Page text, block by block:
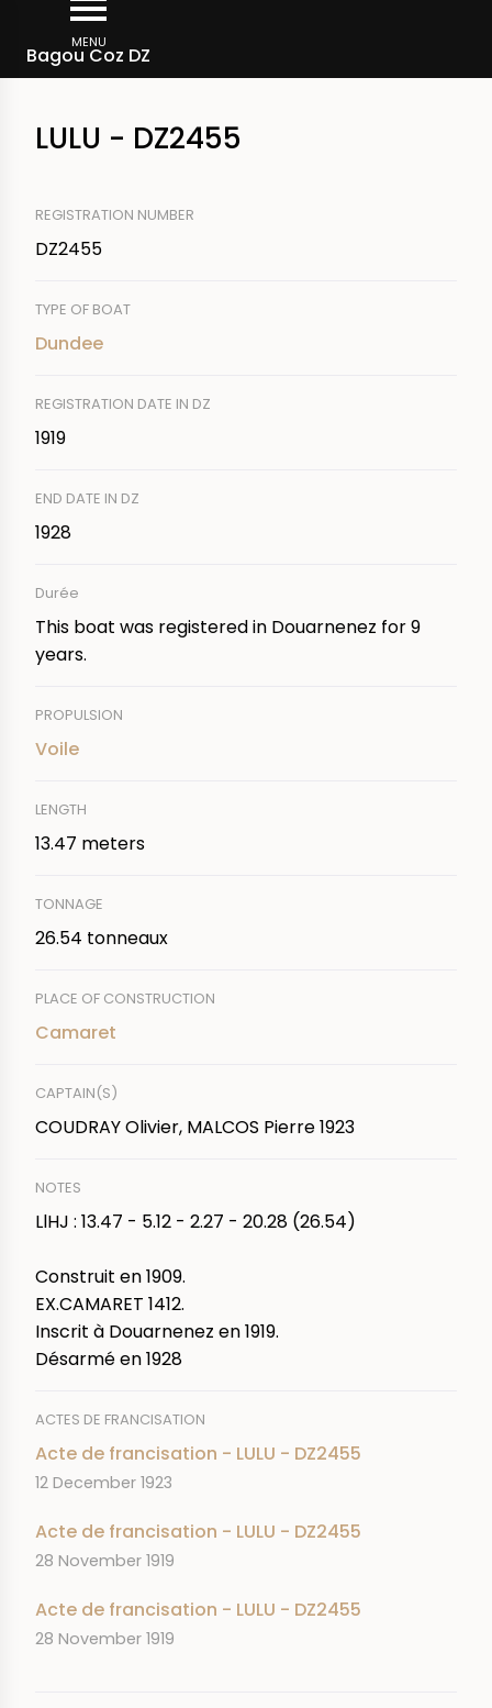
main
MENU
Bagou Coz DZ
Breadcrumb
LULU - DZ2455
REGISTRATION NUMBER
DZ2455
TYPE OF BOAT
Dundee
REGISTRATION DATE IN DZ
1919
END DATE IN DZ
1928
Durée
This boat was registered in Douarnenez for 9
years.
PROPULSION
Voile
LENGTH
13.47 meters
TONNAGE
26.54 tonneaux
PLACE OF CONSTRUCTION
Camaret
CAPTAIN(S)
COUDRAY Olivier, MALCOS Pierre 1923
NOTES
LlHJ : 13.47 - 5.12 - 2.27 - 20.28 (26.54)
Construit en 1909.
EX.CAMARET 1412.
Inscrit à Douarnenez en 1919.
Désarmé en 1928
ACTES DE FRANCISATION
Acte de francisation - LULU - DZ2455
DATE
12 December 1923
Acte de francisation - LULU - DZ2455
DATE
28 November 1919
Acte de francisation - LULU - DZ2455
DATE
28 November 1919